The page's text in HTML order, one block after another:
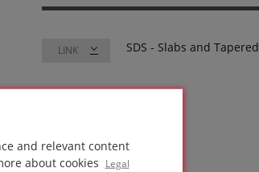
and relevant content
about cookies
Legal
LINK SDS - Slabs and Tapered